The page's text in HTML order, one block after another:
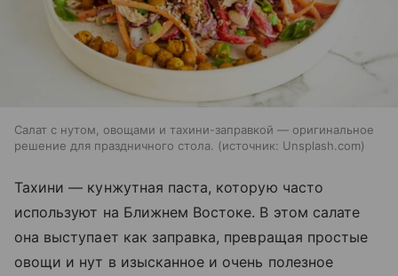
Салат с нутом, овощами и тахини-заправкой — оригинальное
решение для праздничного стола.
источник: Unsplash.com
Тахини — кунжутная паста, которую часто
используют на Ближнем Востоке. В этом салате
она выступает как заправка, превращая простые
овощи и нут в изысканное и очень полезное